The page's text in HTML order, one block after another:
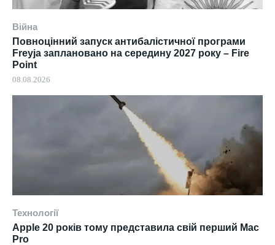
Війна
Повноцінний запуск антибалістичної програми
Freyja заплановано на середину 2027 року – Fire
Point
08.08.2026
Технології
Apple 20 років тому представила свій перший Mac
Pro